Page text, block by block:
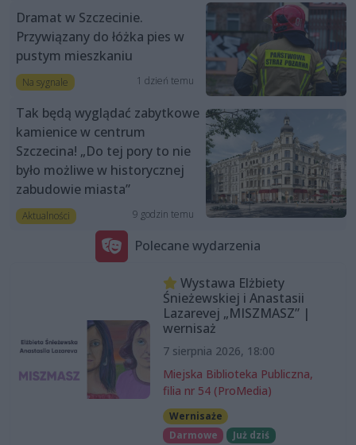
Dramat w Szczecinie.
Przywiązany do łóżka pies w
pustym mieszkaniu
Na sygnale 1 dzień temu
Tak będą wyglądać zabytkowe
kamienice w centrum
Szczecina! „Do tej pory to nie
było możliwe w historycznej
zabudowie miasta”
Aktualności 9 godzin temu
Polecane wydarzenia
Wystawa Elżbiety
Śnieżewskiej i Anastasii
Lazarevej „MISZMASZ” |
wernisaż
7 sierpnia 2026, 18:00
Miejska Biblioteka Publiczna,
filia nr 54 (ProMedia)
Wernisaże
Darmowe
Już dziś